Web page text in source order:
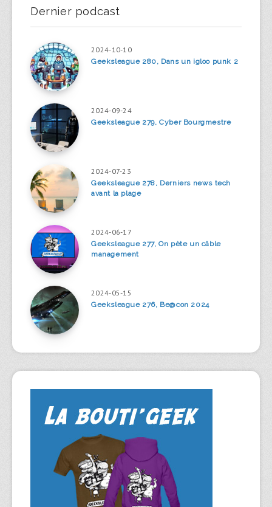
Dernier podcast
2024-10-10
Geeksleague 280, Dans un igloo punk 2
2024-09-24
Geeksleague 279, Cyber Bourgmestre
2024-07-23
Geeksleague 278, Derniers news tech
avant la plage
2024-06-17
Geeksleague 277, On pète un câble
management
2024-05-15
Geeksleague 276, Be@con 2024